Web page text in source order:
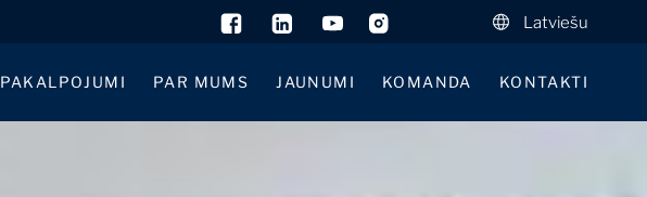
Latviešu
PAKALPOJUMI PAR MUMS JAUNUMI KOMANDA KONTAKTI